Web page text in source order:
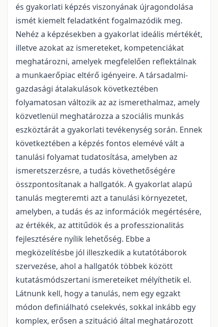
és gyakorlati képzés viszonyának újragondolása
ismét kiemelt feladatként fogalmazódik meg.
Nehéz a képzésekben a gyakorlat ideális mértékét,
illetve azokat az ismereteket, kompetenciákat
meghatározni, amelyek megfelelően reflektálnak
a munkaerőpiac eltérő igényeire. A társadalmi-
gazdasági átalakulások következtében
folyamatosan változik az az ismerethalmaz, amely
közvetlenül meghatározza a szociális munkás
eszköztárát a gyakorlati tevékenység során. Ennek
következtében a képzés fontos elemévé vált a
tanulási folyamat tudatosítása, amelyben az
ismeretszerzésre, a tudás követhetőségére
összpontosítanak a hallgatók. A gyakorlat alapú
tanulás megteremti azt a tanulási környezetet,
amelyben, a tudás és az információk megértésére,
az értékék, az attitűdök és a professzionalitás
fejlesztésére nyílik lehetőség. Ebbe a
megközelítésbe jól illeszkedik a kutatótáborok
szervezése, ahol a hallgatók többek között
kutatásmódszertani ismereteiket mélyíthetik el.
Látnunk kell, hogy a tanulás, nem egy egzakt
módon definiálható cselekvés, sokkal inkább egy
komplex, erősen a szituáció által meghatározott